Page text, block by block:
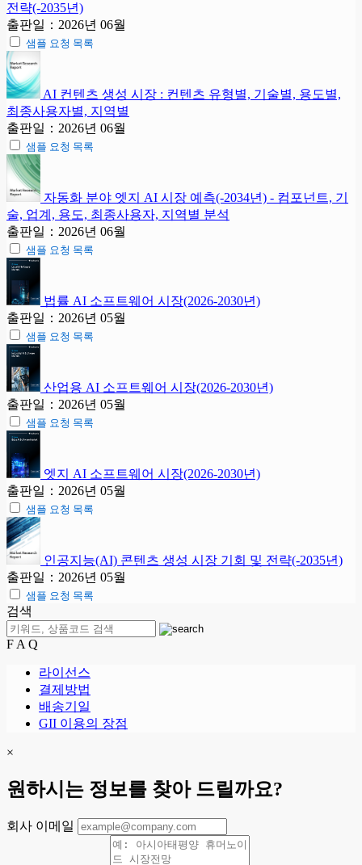
전략(-2035년)
출판일：2026년 06월
샘플 요청 목록
AI 컨텐츠 생성 시장 : 컨텐츠 유형별, 기술별, 용도별,
최종사용자별, 지역별
출판일：2026년 06월
샘플 요청 목록
자동화 분야 엣지 AI 시장 예측(-2034년) - 컴포넌트, 기
술, 업계, 용도, 최종사용자, 지역별 분석
출판일：2026년 06월
샘플 요청 목록
법률 AI 소프트웨어 시장(2026-2030년)
출판일：2026년 05월
샘플 요청 목록
산업용 AI 소프트웨어 시장(2026-2030년)
출판일：2026년 05월
샘플 요청 목록
엣지 AI 소프트웨어 시장(2026-2030년)
출판일：2026년 05월
샘플 요청 목록
인공지능(AI) 콘텐츠 생성 시장 기회 및 전략(-2035년)
출판일：2026년 05월
샘플 요청 목록
검색
F A Q
라이선스
결제방법
배송기일
GII 이용의 장점
×
원하시는 정보를 찾아 드릴까요?
회사 이메일